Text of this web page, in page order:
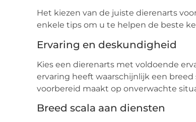
Het kiezen van de juiste dierenarts
enkele tips om u te helpen de beste
Ervaring en deskundigheid
Kies een dierenarts met voldoende
ervaring heeft waarschijnlijk een
voorbereid maakt op onverwachte
Breed scala aan diensten